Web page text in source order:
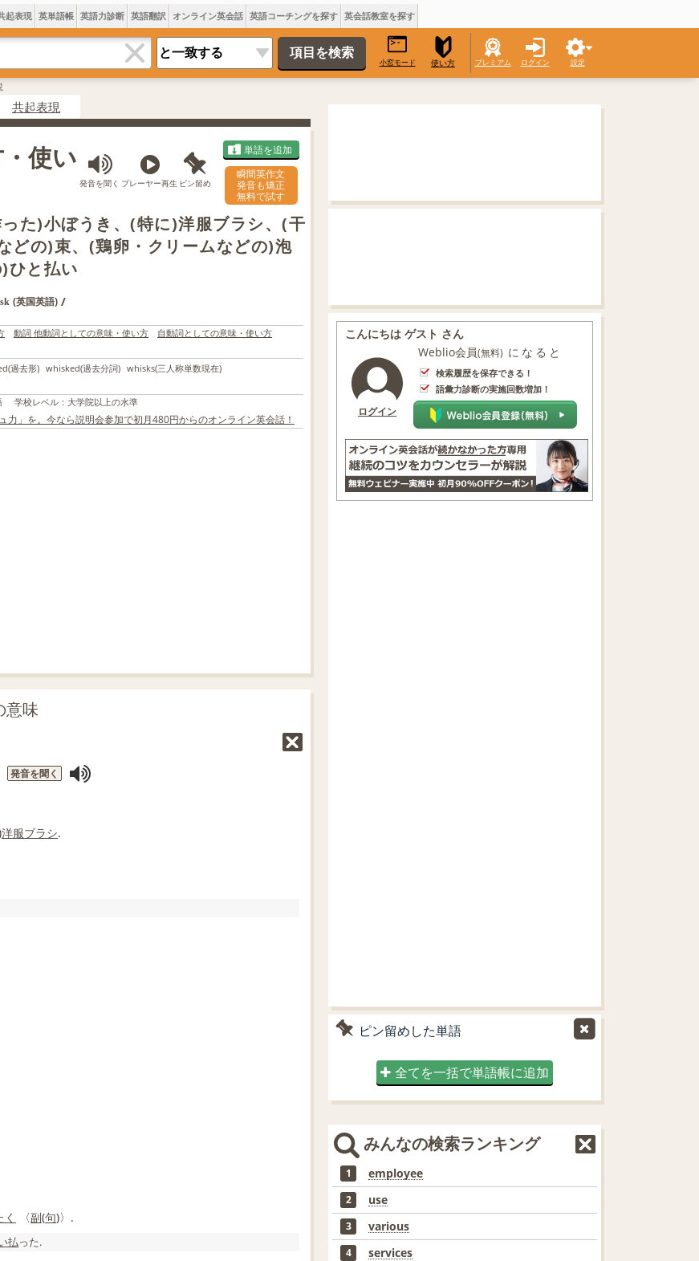
起表現 英単語帳 英語力診断 英語翻訳 オンライン英会話 英語コーチングを探す 英会話教室を探す
小窓モード 使い方 プレミアム ログイン 設定
共起表現
使い
発音を聞く プレーヤー再生 ピン留め
単語を追加
瞬間英作文
発音も矯正
無料で試す
た)小ぼうき、(特に)洋服ブラシ、(干
どの)束、(鶏卵・クリームなどの)泡
ひと払い
(英国英語) /
動詞 他動詞としての意味・使い方 自動詞としての意味・使い方
(過去形) whisked(過去分詞) whisks(三人称単数現在)
学校レベル ： 大学院以上の水準
力」を。今なら説明会参加で初月480円からのオンライン英会話！
意味
発音を聞く
洋服ブラシ.
〈副(句)〉.
払った.
こんにちは ゲスト さん
ログイン
Weblio会員(無料) になると
検索履歴を保存できる！
語彙力診断の実施回数増加！
ピン留めした単語
全てを一括で単語帳に追加
みんなの検索ランキング
1 employee
2 use
3 various
4 services